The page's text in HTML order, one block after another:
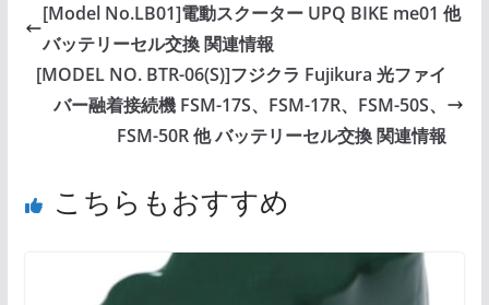
[Model No.LB01]電動スクーター UPQ BIKE me01 他
バッテリーセル交換 関連情報
[MODEL NO. BTR-06(S)]フジクラ Fujikura 光ファイ
バー融着接続機 FSM-17S、FSM-17R、FSM-50S、
FSM-50R 他 バッテリーセル交換 関連情報
こちらもおすすめ